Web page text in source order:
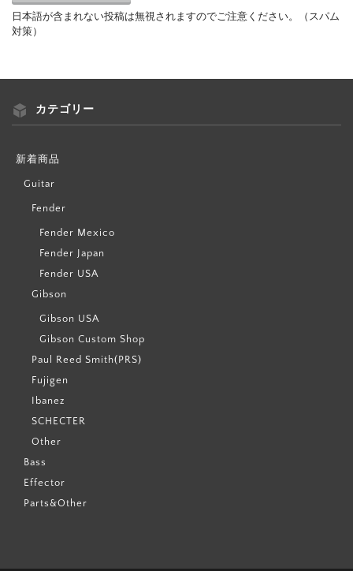
日本語が含まれない投稿は無視されますのでご注意ください。（スパム
対策）
カテゴリー
新着商品
Guitar
Fender
Fender Mexico
Fender Japan
Fender USA
Gibson
Gibson USA
Gibson Custom Shop
Paul Reed Smith(PRS)
Fujigen
Ibanez
SCHECTER
Other
Bass
Effector
Parts&Other